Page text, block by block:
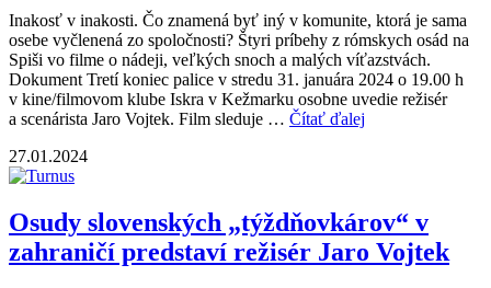
Inakosť v inakosti. Čo znamená byť iný v komunite, ktorá je sama
osebe vyčlenená zo spoločnosti? Štyri príbehy z rómskych osád na
Spiši vo filme o nádeji, veľkých snoch a malých víťazstvách.
Dokument Tretí koniec palice v stredu 31. januára 2024 o 19.00 h
v kine/filmovom klube Iskra v Kežmarku osobne uvedie režisér
a scenárista Jaro Vojtek. Film sleduje … Čítať ďalej
27.01.2024
Osudy slovenských „týždňovkárov“ v
zahraničí predstaví režisér Jaro Vojtek